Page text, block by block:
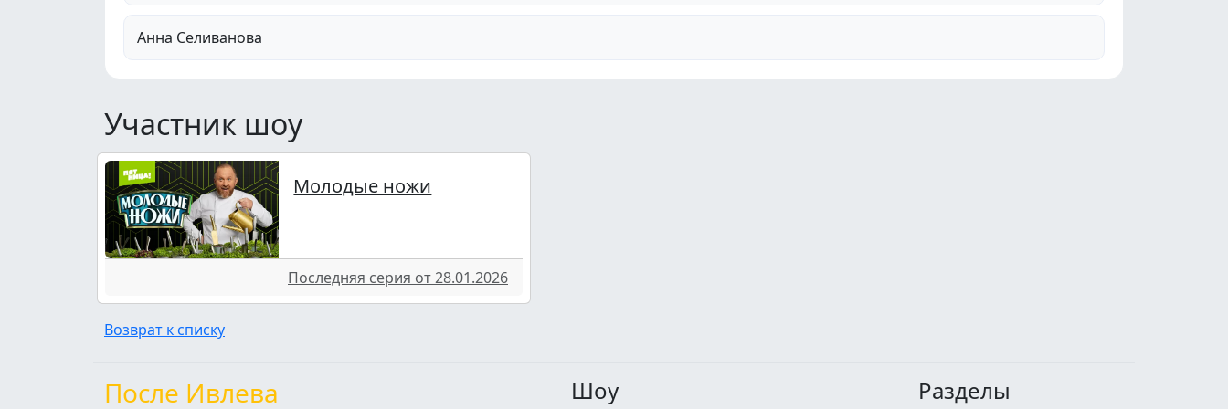
Анна Селиванова
Участник шоу
Молодые ножи
Последняя серия от 28.01.2026
Возврат к списку
После Ивлева Шоу Разделы